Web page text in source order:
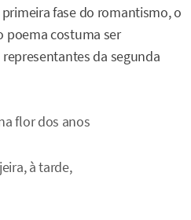
fase do romantismo, o
poema costuma ser
da segunda
flor dos anos
à tarde,